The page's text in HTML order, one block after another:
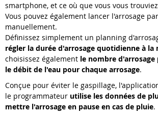
smartphone, et ce où que vous vous
Vous pouvez également lancer l'arrosage
manuellement.
Définissez simplement un planning
régler la durée d'arrosage quotidienne à la
choisissez également le nombre d'arrosage
le débit de l'eau pour chaque arrosage.
Conçue pour éviter le gaspillage,
le programmateur utilise les données de
mettre l'arrosage en pause en cas de pluie.